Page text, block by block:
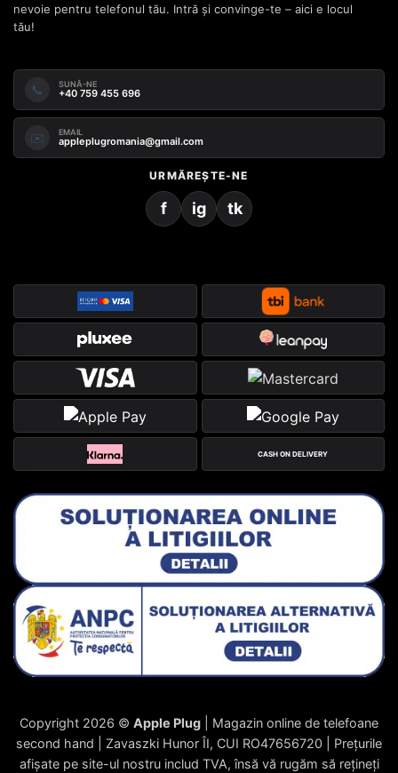
nevoie pentru telefonul tău. Intră și convinge-te – aici e locul
tău!
📞 SUNĂ-NE
+40 759 455 696
✉️ EMAIL
appleplugromania@gmail.com
URMĂREȘTE-NE
f ig tk
CASH ON DELIVERY
Copyright 2026 © Apple Plug | Magazin online de telefoane
second hand | Zavaszki Hunor ÎI, CUI RO47656720 | Prețurile
afișate pe site-ul nostru includ TVA, însă vă rugăm să rețineți